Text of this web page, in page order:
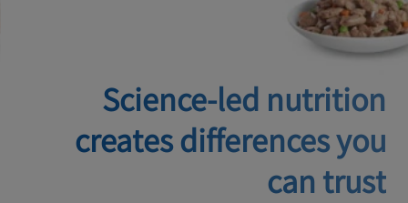
Science-led nutrition
createsdifferences you
can trust